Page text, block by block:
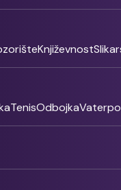
Književnost
TenisOdbojka